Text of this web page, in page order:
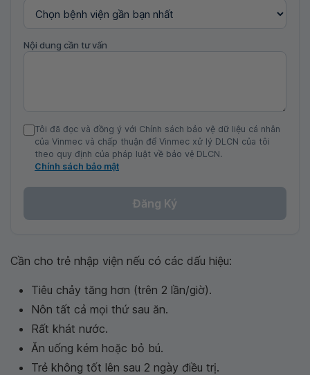
Nội dung cần tư vấn
Tôi đã đọc và đồng ý với Chính sách bảo vệ dữ liệu cá nhân
của Vinmec và chấp thuận để Vinmec xử lý DLCN của tôi
theo quy định của pháp luật về bảo vệ DLCN.
Chính sách bảo mật
Đăng Ký
Cần cho trẻ nhập viện nếu có các dấu hiệu:
Tiêu chảy tăng hơn (trên 2 lần/giờ).
Nôn tất cả mọi thứ sau ăn.
Rất khát nước.
Ăn uống kém hoặc bỏ bú.
Trẻ không tốt lên sau 2 ngày điều trị.